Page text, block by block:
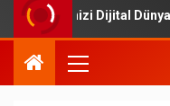
İşletmenizi Dijital